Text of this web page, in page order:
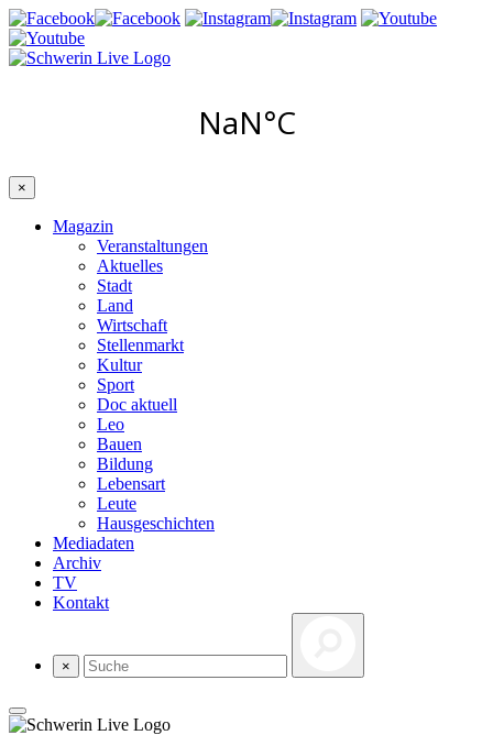
×
Magazin
Veranstaltungen
Aktuelles
Stadt
Land
Wirtschaft
Stellenmarkt
Kultur
Sport
Doc aktuell
Leo
Bauen
Bildung
Lebensart
Leute
Hausgeschichten
Mediadaten
Archiv
TV
Kontakt
×